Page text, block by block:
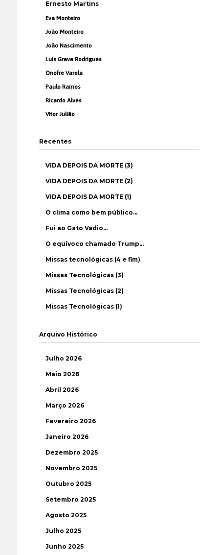
Ernesto Martins
Eva Monteiro
João Monteiro
João Nascimento
Luís Grave Rodrigues
Onofre Varela
Paulo Ramos
Ricardo Alves
Vítor Julião
Recentes
VIDA DEPOIS DA MORTE (3)
VIDA DEPOIS DA MORTE (2)
VIDA DEPOIS DA MORTE (1)
O clima como bem público…
Fui ao Gato Vadio…
O equívoco chamado Trump…
Missas tecnológicas (4 e fim)
Missas Tecnológicas (3)
Missas Tecnológicas (2)
Missas Tecnológicas (1)
Arquivo Histórico
Julho 2026
Maio 2026
Abril 2026
Março 2026
Fevereiro 2026
Janeiro 2026
Dezembro 2025
Novembro 2025
Outubro 2025
Setembro 2025
Agosto 2025
Julho 2025
Junho 2025